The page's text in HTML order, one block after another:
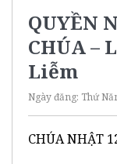
QUYỀN
CHÚA –
Liễm
Ngày đăng: Thứ
CHÚA NHẬT